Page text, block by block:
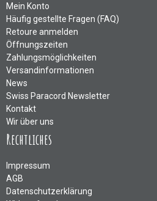
Mein Konto
Häufig gestellte Fragen (FAQ)
Retoure anmelden
Öffnungszeiten
Zahlungsmöglichkeiten
Versandinformationen
News
Swiss Paracord Newsletter
Kontakt
Wir über uns
Rechtliches
Impressum
AGB
Datenschutzerklärung